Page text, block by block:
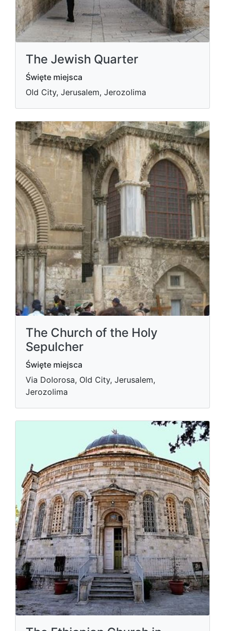
The Jewish Quarter
Święte miejsca
Old City, Jerusalem, Jerozolima
The Church of the Holy
Sepulcher
Święte miejsca
Via Dolorosa, Old City, Jerusalem,
Jerozolima